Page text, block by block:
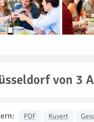
von 3
PDF Kuvert